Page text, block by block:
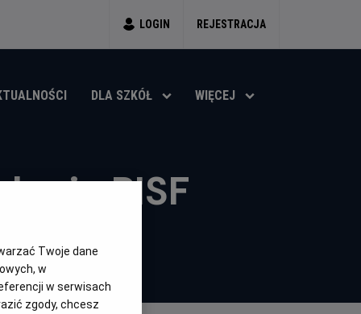
LOGIN REJESTRACJA
DLA SZKÓŁ WIĘCEJ
PISF
Twoje dane
w
w serwisach
zgody, chcesz